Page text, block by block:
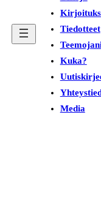
Tiedotteet
Kuka?
Media